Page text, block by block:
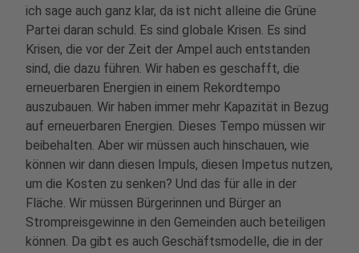
ich sage auch ganz klar, da ist nicht alleine die Grüne
Partei daran schuld. Es sind globale Krisen. Es sind
Krisen, die vor der Zeit der Ampel auch entstanden
sind, die dazu führen. Wir haben es geschafft, die
erneuerbaren Energien in einem Rekordtempo
auszubauen. Wir haben immer mehr Kapazität in Bezug
auf erneuerbaren Energien. Dieses Tempo müssen wir
beibehalten. Aber wir müssen auch hinschauen, wie
können wir dann diesen Impuls, diesen Impetus nutzen,
um die Kosten zu senken? Und das für alle in der
Fläche. Wir müssen Bürgerinnen und Bürger an
Strompreisgewinne in den Gemeinden auch beteiligen
können. Da gibt es auch Geschäftsmodelle, die in der